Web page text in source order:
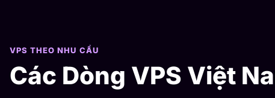
VPS THEO NHU CẦU
Các Dòng VPS Việt